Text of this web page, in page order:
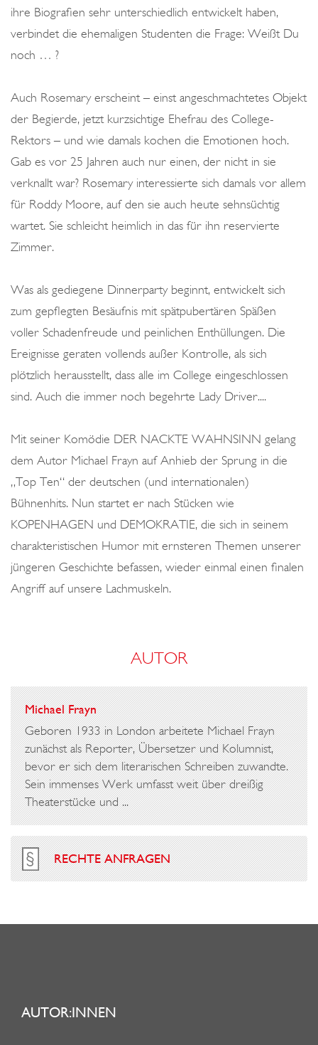
ihre Biografien sehr unterschiedlich entwickelt haben,
verbindet die ehemaligen Studenten die Frage: Weißt Du
noch … ?
Auch Rosemary erscheint – einst angeschmachtetes Objekt
der Begierde, jetzt kurzsichtige Ehefrau des College-
Rektors – und wie damals kochen die Emotionen hoch.
Gab es vor 25 Jahren auch nur einen, der nicht in sie
verknallt war? Rosemary interessierte sich damals vor allem
für Roddy Moore, auf den sie auch heute sehnsüchtig
wartet. Sie schleicht heimlich in das für ihn reservierte
Zimmer.
Was als gediegene Dinnerparty beginnt, entwickelt sich
zum gepflegten Besäufnis mit spätpubertären Späßen
voller Schadenfreude und peinlichen Enthüllungen. Die
Ereignisse geraten vollends außer Kontrolle, als sich
plötzlich herausstellt, dass alle im College eingeschlossen
sind. Auch die immer noch begehrte Lady Driver....
Mit seiner Komödie DER NACKTE WAHNSINN gelang
dem Autor Michael Frayn auf Anhieb der Sprung in die
„Top Ten“ der deutschen (und internationalen)
Bühnenhits. Nun startet er nach Stücken wie
KOPENHAGEN und DEMOKRATIE, die sich in seinem
charakteristischen Humor mit ernsteren Themen unserer
jüngeren Geschichte befassen, wieder einmal einen finalen
Angriff auf unsere Lachmuskeln.
AUTOR
Michael Frayn
Geboren 1933 in London arbeitete Michael Frayn
zunächst als Reporter, Übersetzer und Kolumnist,
bevor er sich dem literarischen Schreiben zuwandte.
Sein immenses Werk umfasst weit über dreißig
Theaterstücke und ...
RECHTE ANFRAGEN
AUTOR:INNEN